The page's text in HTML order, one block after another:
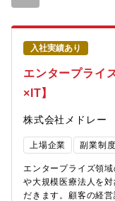
入社実績あり
エンタープライ
×IT】
株式会社メドレー
上場企業 副業制
エンタープライズ領
や大規模医療法人を
だきます。顧客の経